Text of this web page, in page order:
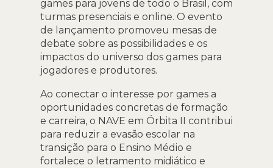
games para jovens de todo o Brasil, com
turmas presenciais e online. O evento
de lançamento promoveu mesas de
debate sobre as possibilidades e os
impactos do universo dos games para
jogadores e produtores.
Ao conectar o interesse por games a
oportunidades concretas de formação
e carreira, o NAVE em Órbita II contribui
para reduzir a evasão escolar na
transição para o Ensino Médio e
fortalece o letramento midiático e